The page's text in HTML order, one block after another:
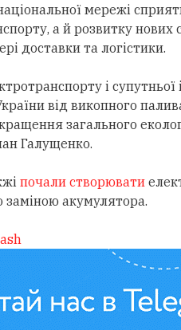
мережі
а й розвитку нових
доставки та логістики.
і
від викопного
загального
Галущенко.
почали створювати
акумулятора.